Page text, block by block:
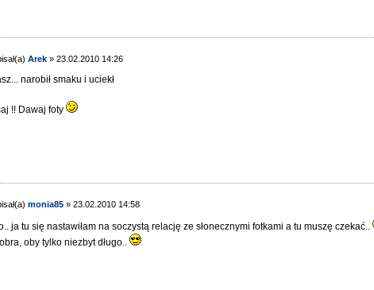
Arek » 23.02.2010 14:26
narobił smaku i uciekł
!! Dawaj foty
monia85 » 23.02.2010 14:58
ja tu się nastawiłam na soczystą relację ze słonecznymi fotkami a tu muszę czekać..
oby tylko niezbyt długo..